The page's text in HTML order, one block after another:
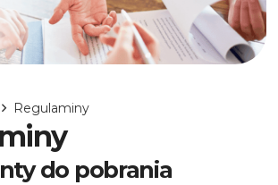
Regulaminy
do pobrania